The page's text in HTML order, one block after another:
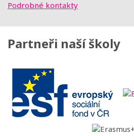
Podrobné kontakty
Partneři naší školy